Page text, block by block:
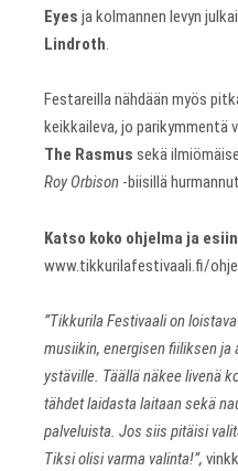
Eyes ja kolmannen levyn
Lindroth.
Festareilla nähdään myös
keikkaileva, jo
The Rasmus sekä
Roy Orbison -biisillä hurmannut
Katso koko ohjelma ja
www.tikkurilafestivaali.fi/
”Tikkurila Festivaali on
musiikin, energisen fiiliksen ja
ystäville. Täällä näkee livenä
tähdet laidasta laitaan sekä
palveluista. Jos siis pitäisi
Tiksi olisi varma valinta!”,